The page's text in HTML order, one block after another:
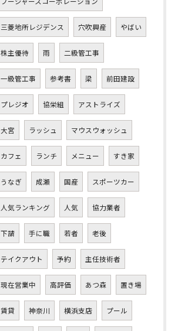
三菱地所レジデンス 穴吹興産 やばい
株主優待 雨 二級管工事
一級管工事 参考書 梁 前田建設
プレジオ 協栄組 アストライズ
大宮 ラッシュ マウスウォッシュ
カフェ ランチ メニュー すき家
うなぎ 成瀬 国産 スポーツカー
人気ランキング 人気 協力業者
下請 手に職 若者 老後
テイクアウト 予約 主任技術者
現在営業中 高評価 あつ森 置き場
賃貸 神奈川 横浜支店 プール